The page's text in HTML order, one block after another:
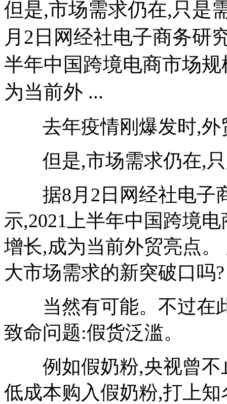
但是,市场需求仍在,只
月2日网经社电子商务研
半年中国跨境电商市场
为当前外 ...
去年疫情刚爆发时,外
但是,市场需求仍在,只
据8月2日网经社电子
示,2021上半年中国跨境
增长,成为当前外贸亮点
大市场需求的新突破口吗?
当然有可能。不过在
致命问题:假货泛滥。
例如假奶粉,央视曾不
低成本购入假奶粉,打上